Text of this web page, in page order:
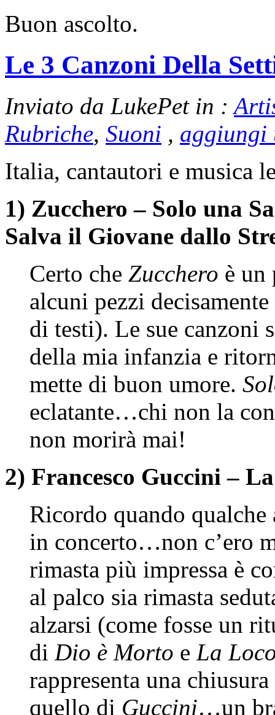
Buon ascolto.
Le 3 Canzoni Della
Inviato da LukePet in :
Rubriche, Suoni , aggiungi
Italia, cantautori e musica
1) Zucchero – Solo una
Salva il Giovane dallo
Certo che Zucchero è
alcuni pezzi
di testi). Le sue canzoni
della mia infanzia e
mette di buon umore.
eclatante…chi non la
non morirà mai!
2) Francesco Guccini –
Ricordo quando
in concerto…non c’ero
rimasta più impressa è
al palco sia rimasta
alzarsi (come fosse un
di Dio è Morto e La
rappresenta una
quello di Guccini…un